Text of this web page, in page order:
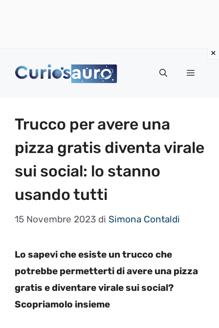
Menu
Trucco per avere una
pizza gratis diventa virale
sui social: lo stanno
usando tutti
15 Novembre 2023 di Simona Contaldi
Lo sapevi che esiste un trucco che
potrebbe permetterti di avere una pizza
gratis e diventare virale sui social?
Scopriamolo insieme